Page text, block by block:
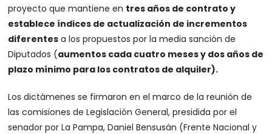
proyecto que mantiene en tres años de contrato y
establece índices de actualización de incrementos
diferentes a los propuestos por la media sanción de
Diputados (aumentos cada cuatro meses y dos años de
plazo mínimo para los contratos de alquiler).
Los dictámenes se firmaron en el marco de la reunión de
las comisiones de Legislación General, presidida por el
senador por La Pampa, Daniel Bensusán (Frente Nacional y